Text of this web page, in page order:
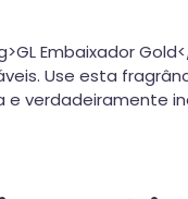
Embaixador
Use esta
verdadeiramente